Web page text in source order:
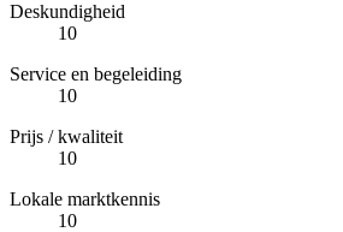
Deskundigheid
10
Service en begeleiding
10
Prijs / kwaliteit
10
Lokale marktkennis
10